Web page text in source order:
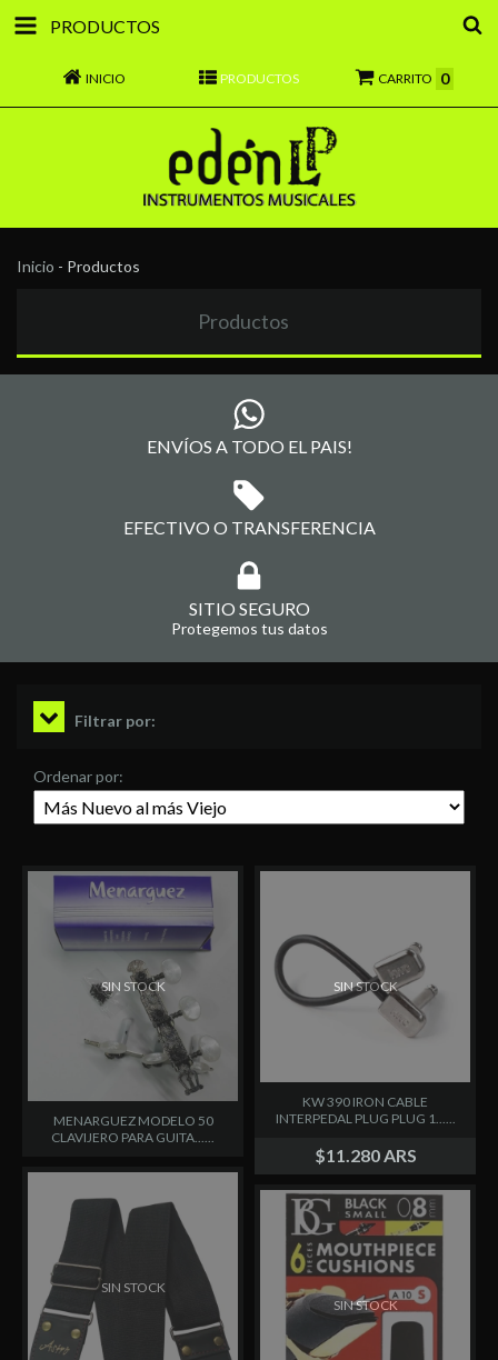
PRODUCTOS
INICIO PRODUCTOS CARRITO 0
Inicio - Productos
Productos
ENVÍOS A TODO EL PAIS!
EFECTIVO O TRANSFERENCIA
SITIO SEGURO
Protegemos tus datos
Filtrar por:
Ordenar por:
SIN STOCK
MENARGUEZ MODELO 50
CLAVIJERO PARA GUITA......
SIN STOCK
KW 390 IRON CABLE
INTERPEDAL PLUG PLUG 1......
$11.280 ARS
SIN STOCK
SIN STOCK